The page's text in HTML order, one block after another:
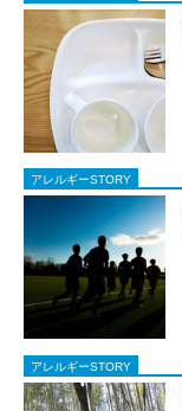
アレルギーSTORY
アレルギーSTORY